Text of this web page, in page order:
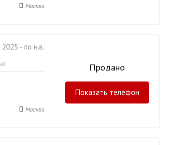
Москва
2025 - по н.в.
Москва
Продано
Показать телефон